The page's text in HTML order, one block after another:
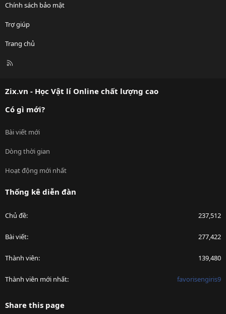
Chính sách bảo mật
Trợ giúp
Trang chủ
R
Zix.vn - Học Vật lí Online chất lượng cao
Có gì mới?
Bài viết mới
Dòng thời gian
Hoạt động mới nhất
Thống kê diễn đàn
Chủ đề 237,512
Bài viết 277,422
Thành viên 139,480
Thành viên mới nhất favorisengiris9
Share this page